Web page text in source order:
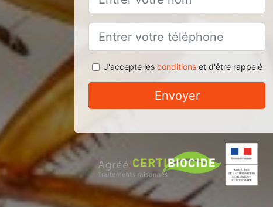
J'accepte les conditionset d'être rappelé
Envoyer